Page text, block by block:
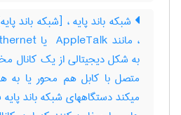
شبکه باند پایه ، [شبکه باند
به شکل دیجیتالی از یک کانال
متصل با کابل هم محور یا به
میکند دستگاههای شبکه باند پایه